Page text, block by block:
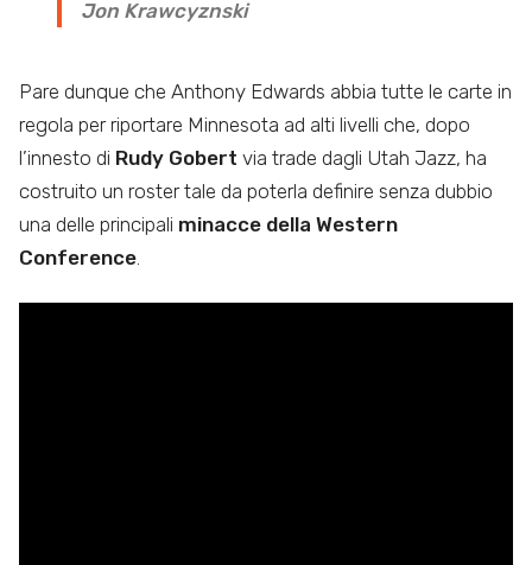
Jon Krawcyznski
Pare dunque che Anthony Edwards abbia tutte le carte in
regola per riportare Minnesota ad alti livelli che, dopo
l’innesto di Rudy Gobert via trade dagli Utah Jazz, ha
costruito un roster tale da poterla definire senza dubbio
una delle principali minacce della Western
Conference